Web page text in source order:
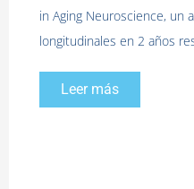
in Aging Neuroscience, un
longitudinales en 2 años
Leer más